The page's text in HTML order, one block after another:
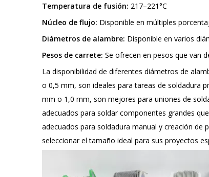
Temperatura de fusión: 217–221°C
Núcleo de flujo: Disponible en múltiples
Diámetros de alambre: Disponible en varios
Pesos de carrete: Se ofrecen en pesos que van
La disponibilidad de diferentes diámetros de
o 0,5 mm, son ideales para tareas de soldadura
mm o 1,0 mm, son mejores para uniones de
adecuados para soldar componentes grandes
adecuados para soldadura manual y creación
seleccionar el tamaño ideal para sus proyectos